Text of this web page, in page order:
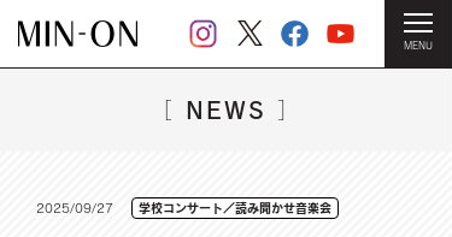
MENU
館で開催しました（長崎県）
［ NEWS ］
2025/09/27 学校コンサート／読み聞かせ音楽会